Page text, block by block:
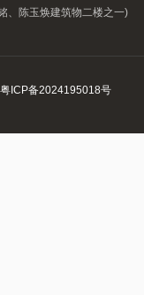
、陈玉焕建筑物二楼之一)
粤ICP备2024195018号